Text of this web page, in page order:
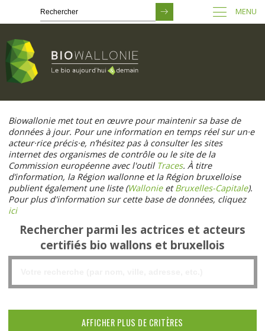
contenu
principal
MENU
Biowallonie met tout en œuvre pour maintenir sa base de
données à jour. Pour une information en temps réel sur un·e
acteur·rice précis·e, n’hésitez pas à consulter les sites
internet des organismes de contrôle ou le site de la
Commission européenne avec l'outil Traces. À titre
d’information, la Région wallonne et la Région bruxelloise
publient également une liste (WallonieetBruxelles-Capitale).
Pour plus d'information sur cette base de données, cliquez
ici
Rechercher parmi les actrices et acteurs
certifiés bio wallons et bruxellois
AFFICHER PLUS DE CRITÈRES